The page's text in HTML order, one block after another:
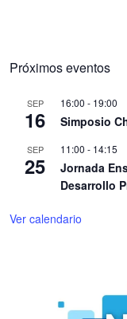
Próximos eventos
SEP
16
16:00 - 19:00
Simposio
SEP
25
11:00 - 14:15
Jornada
Desarrollo
Ver calendario